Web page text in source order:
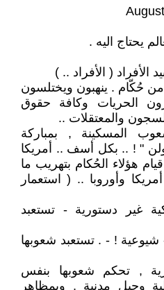
يحتاج اليه .
الأفراد ( الأفراد .. )
حُكّام . ينهبون ويختلسون
الحريات وكافة حقوق
والمعتقلات ..
المسكينة , بمباركة
" ! .. بكل أسف .. أمريكا
هؤلاء الحُكام بتهريب ما
وأوروبا .. ( استعمار
غير دستورية - تستعبد
! - . تستعبد شعوبها
, تحكم شعوبها بنفس
وحِيل مدنية , وبمظاهر